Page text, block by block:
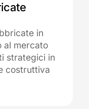
in
al mercato
strategici in
costruttiva